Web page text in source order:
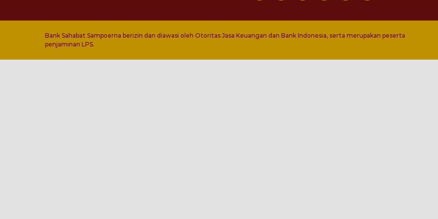
Bank Sahabat Sampoerna berizin dan diawasi oleh Otoritas Jasa Keuangan dan Bank Indonesia, serta merupakan peserta
penjaminan LPS.